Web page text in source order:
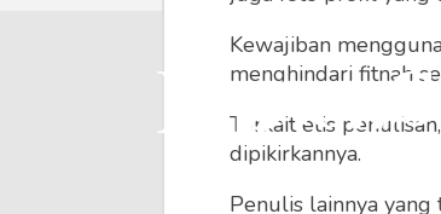
Kewajiban
menghindari fitnah
Terkait etis
dipikirkannya.
Penulis lainnya